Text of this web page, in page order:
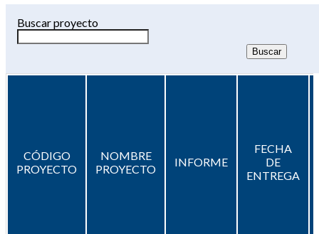
Buscar proyecto
CÓDIGO
PROYECTO
NOMBRE
PROYECTO
INFORME
FECHA
DE
ENTREGA